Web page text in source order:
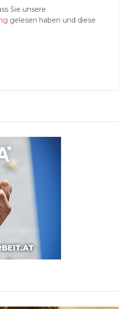
Sie unsere
gelesen haben und diese